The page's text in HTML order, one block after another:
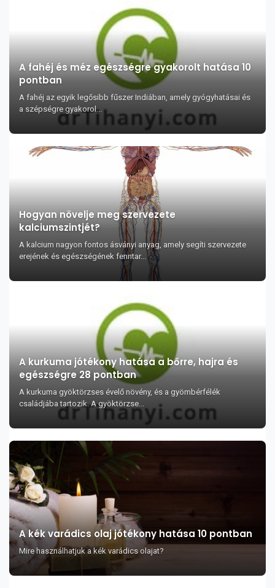
A fahéj és méz egészségre gyakorolt hatása 10
pontban
A fahéj az egyik legősibb fűszer Indiában, amely gyógyhatásai és
a szépségre gyakorol...
Hogyan növelje meg szervezete
kalciumszintjét?
A kalcium nagyon fontos ásványi anyag, amely segíti szervezete
erejének és egészségének fenntar...
A kurkuma jótékony hatása a bőrre, hajra és
egészségre 28 pontban
A kurkuma gyöktörzses évelő növény, és a gyömbérfélék
családjába tartozik. A gyöktörzse...
A kék varádics olaj jótékony hatása 10 pontban
Mire használhatjuk a kék varádics olajat?